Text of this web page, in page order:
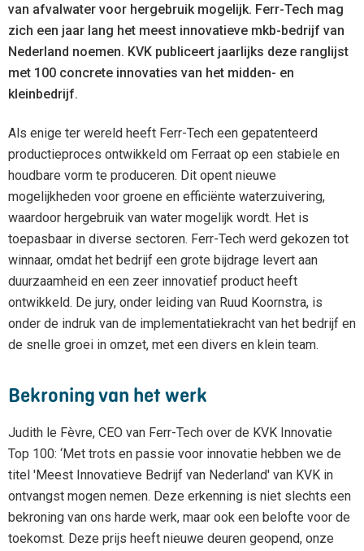
van afvalwater voor hergebruik mogelijk. Ferr-Tech mag
zich een jaar lang het meest innovatieve mkb-bedrijf van
Nederland noemen. KVK publiceert jaarlijks deze ranglijst
met 100 concrete innovaties van het midden- en
kleinbedrijf.
Als enige ter wereld heeft Ferr-Tech een gepatenteerd
productieproces ontwikkeld om Ferraat op een stabiele en
houdbare vorm te produceren. Dit opent nieuwe
mogelijkheden voor groene en efficiënte waterzuivering,
waardoor hergebruik van water mogelijk wordt. Het is
toepasbaar in diverse sectoren. Ferr-Tech werd gekozen tot
winnaar, omdat het bedrijf een grote bijdrage levert aan
duurzaamheid en een zeer innovatief product heeft
ontwikkeld. De jury, onder leiding van Ruud Koornstra, is
onder de indruk van de implementatiekracht van het bedrijf en
de snelle groei in omzet, met een divers en klein team.
Bekroning van het werk
Judith le Fèvre, CEO van Ferr-Tech over de KVK Innovatie
Top 100: ‘Met trots en passie voor innovatie hebben we de
titel 'Meest Innovatieve Bedrijf van Nederland' van KVK in
ontvangst mogen nemen. Deze erkenning is niet slechts een
bekroning van ons harde werk, maar ook een belofte voor de
toekomst. Deze prijs heeft nieuwe deuren geopend, onze